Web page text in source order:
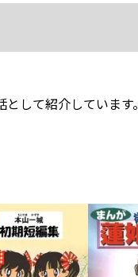
して紹介しています。